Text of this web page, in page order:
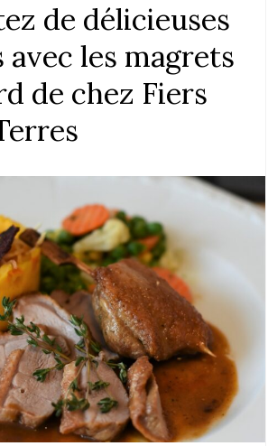
de délicieuses
les magrets
de chez Fiers